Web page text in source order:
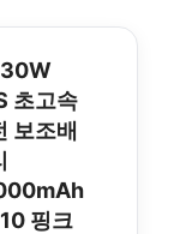
초고속
보조배
핑크